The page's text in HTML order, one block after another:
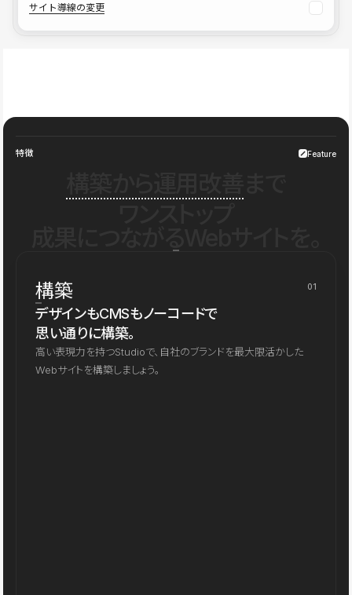
サイト導線の変更
特徴 Feature
構築 01
デザインもCMSもノーコードで
思い通りに構築。
高い表現力を持つStudioで、自社のブランドを最大限活かした
Webサイトを構築しましょう。